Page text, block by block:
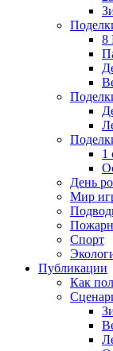
8
1
День
Мир
Спорт
Публикации
Как